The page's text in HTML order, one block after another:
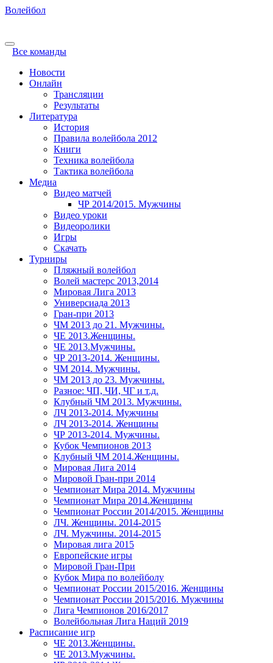
Волейбол
Все команды
Новости
Онлайн
Трансляции
Результаты
Литература
История
Правила волейбола 2012
Книги
Техника волейбола
Тактика волейбола
Медиа
Видео матчей
ЧР 2014/2015. Мужчины
Видео уроки
Видеоролики
Игры
Скачать
Турниры
Пляжный волейбол
Волей мастерс 2013,2014
Мировая Лига 2013
Универсиада 2013
Гран-при 2013
ЧМ 2013 до 21. Мужчины.
ЧЕ 2013.Женщины.
ЧЕ 2013.Мужчины.
ЧР 2013-2014. Женщины.
ЧМ 2014. Мужчины.
ЧМ 2013 до 23. Мужчины.
Разное: ЧП, ЧИ, ЧГ и т.д.
Клубный ЧМ 2013. Мужчины.
ЛЧ 2013-2014. Мужчины
ЛЧ 2013-2014. Женщины
ЧР 2013-2014. Мужчины.
Кубок Чемпионов 2013
Клубный ЧМ 2014.Женщины.
Мировая Лига 2014
Мировой Гран-при 2014
Чемпионат Мира 2014. Мужчины
Чемпионат Мира 2014.Женщины
Чемпионат России 2014/2015. Женщины
ЛЧ. Женщины. 2014-2015
ЛЧ. Мужчины. 2014-2015
Мировая лига 2015
Европейские игры
Мировой Гран-При
Кубок Мира по волейболу
Чемпионат России 2015/2016. Женщины
Чемпионат России 2015/2016. Мужчины
Лига Чемпионов 2016/2017
Волейбольная Лига Наций 2019
Расписание игр
ЧЕ 2013.Женщины.
ЧЕ 2013.Мужчины.